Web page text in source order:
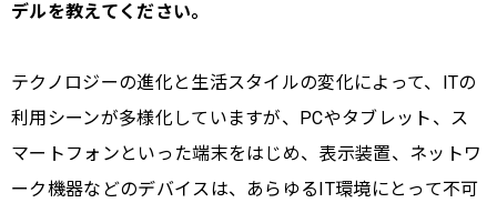
デルを教えてください。
テクノロジーの進化と生活スタイルの変化によって、ITの
利用シーンが多様化していますが、PCやタブレット、ス
マートフォンといった端末をはじめ、表示装置、ネットワ
ーク機器などのデバイスは、あらゆるIT環境にとって不可